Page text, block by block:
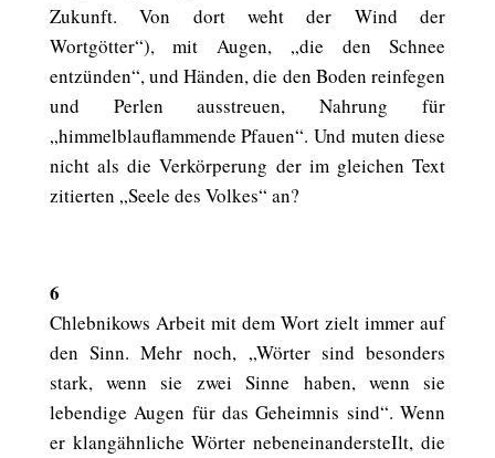
Zukunft. Von dort weht der Wind der
Wortgötter“), mit Augen, „die den Schnee
entzünden“, und Händen, die den Boden reinfegen
und Perlen ausstreuen, Nahrung für
„himmelblauflammende Pfauen“. Und muten diese
nicht als die Verkörperung der im gleichen Text
zitierten „Seele des Volkes“ an?
6
Chlebnikows Arbeit mit dem Wort zielt immer auf
den Sinn. Mehr noch, „Wörter sind besonders
stark, wenn sie zwei Sinne haben, wenn sie
lebendige Augen für das Geheimnis sind“. Wenn
er klangähnliche Wörter nebeneinandersteIlt, die